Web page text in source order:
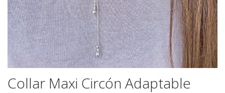
Collar Maxi Circón Adaptable